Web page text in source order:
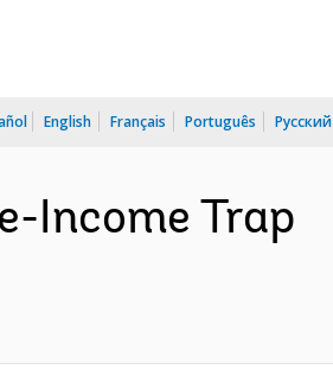
English Français Português Русский
Income Trap